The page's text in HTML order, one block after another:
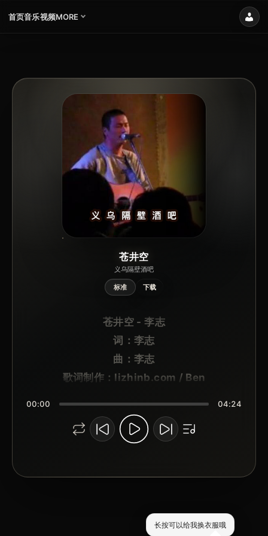
首页音乐视频MORE
苍井空
义乌隔壁酒吧
标准 下载
苍井空 - 李志
词：李志
曲：李志
歌词制作：lizhinb.com / Ben
你可看见昨天黄昏屋顶的云
它多么像你 游移不定
问我幸福在哪里
00:00 04:24
长按可以给我换衣服哦